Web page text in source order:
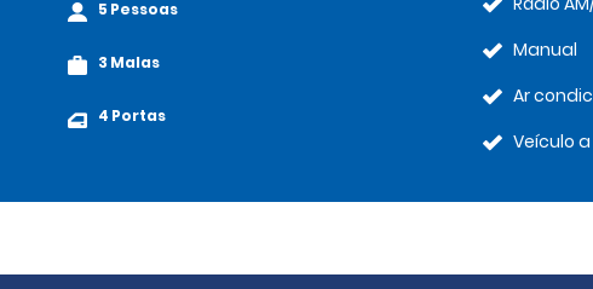
5 Pessoas
3 Malas
4 Portas
Manual
Ar
Veículo